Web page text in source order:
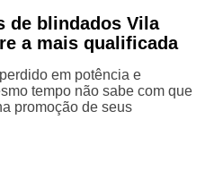
de blindados Vila
a mais qualificada
em potência e
tempo não sabe com que
promoção de seus